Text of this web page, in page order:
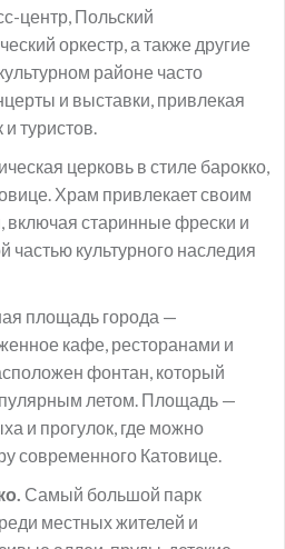
центр, Польский
оркестр, а также другие
районе часто
и выставки, привлекая
туристов.
церковь в стиле барокко,
Храм привлекает своим
включая старинные фрески и
частью культурного наследия
площадь города —
кафе, ресторанами и
фонтан, который
летом. Площадь —
и прогулок, где можно
современного Катовице.
Самый большой парк
местных жителей и